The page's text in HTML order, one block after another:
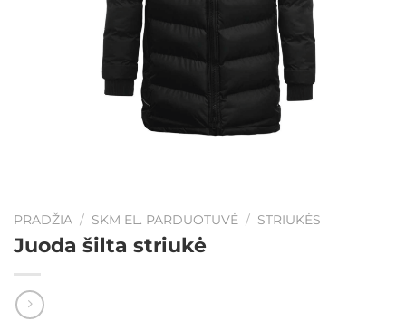
PRADŽIA / SKM EL. PARDUOTUVĖ / STRIUKĖS
Juoda šilta striukė